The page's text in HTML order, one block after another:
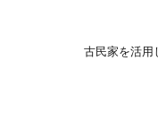
古民家を活用